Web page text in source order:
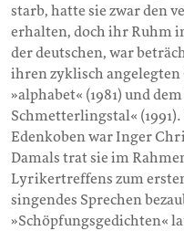
starb, hatte sie zwar den
erhalten, doch ihr Ruhm
der deutschen, war
ihren zyklisch angelegten
»alphabet« (1981) und
Schmetterlingstal«
Edenkoben war Inger
Damals trat sie im
Lyrikertreffens zum
singendes Sprechen
»Schöpfungsgedichten«